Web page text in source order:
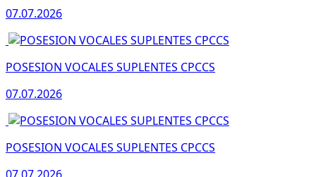
07.07.2026
POSESION VOCALES SUPLENTES CPCCS
07.07.2026
POSESION VOCALES SUPLENTES CPCCS